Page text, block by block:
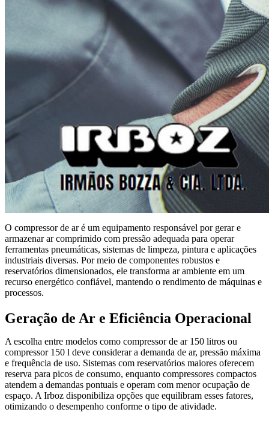
O compressor de ar é um equipamento responsável por gerar e
armazenar ar comprimido com pressão adequada para operar
ferramentas pneumáticas, sistemas de limpeza, pintura e aplicações
industriais diversas. Por meio de componentes robustos e
reservatórios dimensionados, ele transforma ar ambiente em um
recurso energético confiável, mantendo o rendimento de máquinas e
processos.
Geração de Ar e Eficiência Operacional
A escolha entre modelos como compressor de ar 150 litros ou
compressor 150 l deve considerar a demanda de ar, pressão máxima
e frequência de uso. Sistemas com reservatórios maiores oferecem
reserva para picos de consumo, enquanto compressores compactos
atendem a demandas pontuais e operam com menor ocupação de
espaço. A Irboz disponibiliza opções que equilibram esses fatores,
otimizando o desempenho conforme o tipo de atividade.